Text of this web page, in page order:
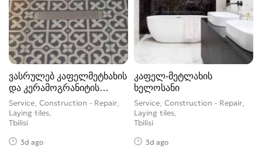
ვასრულებ კაფელმეტხახის
და კერამოგრანიტის
სამუშაოებ
Service, Construction - Repair,
Laying tiles
Tbilisi
3d ago
კაფელ-მეტლახის
ხელოსანი
Service, Construction - Repair,
Laying tiles
Tbilisi
3d ago